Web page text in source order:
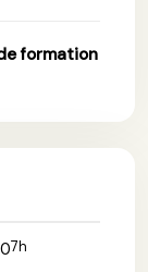
formation
7h